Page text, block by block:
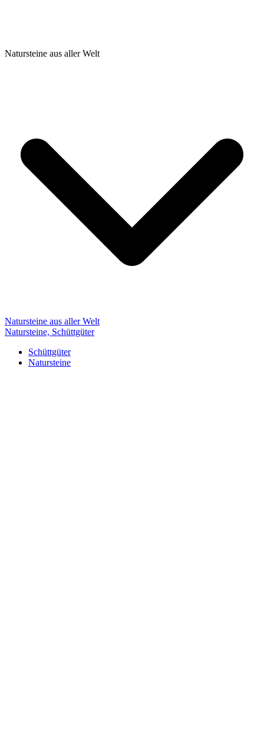
Natursteine aus aller Welt
Natursteine aus aller Welt
Natursteine, Schüttgüter
Schüttgüter
Natursteine